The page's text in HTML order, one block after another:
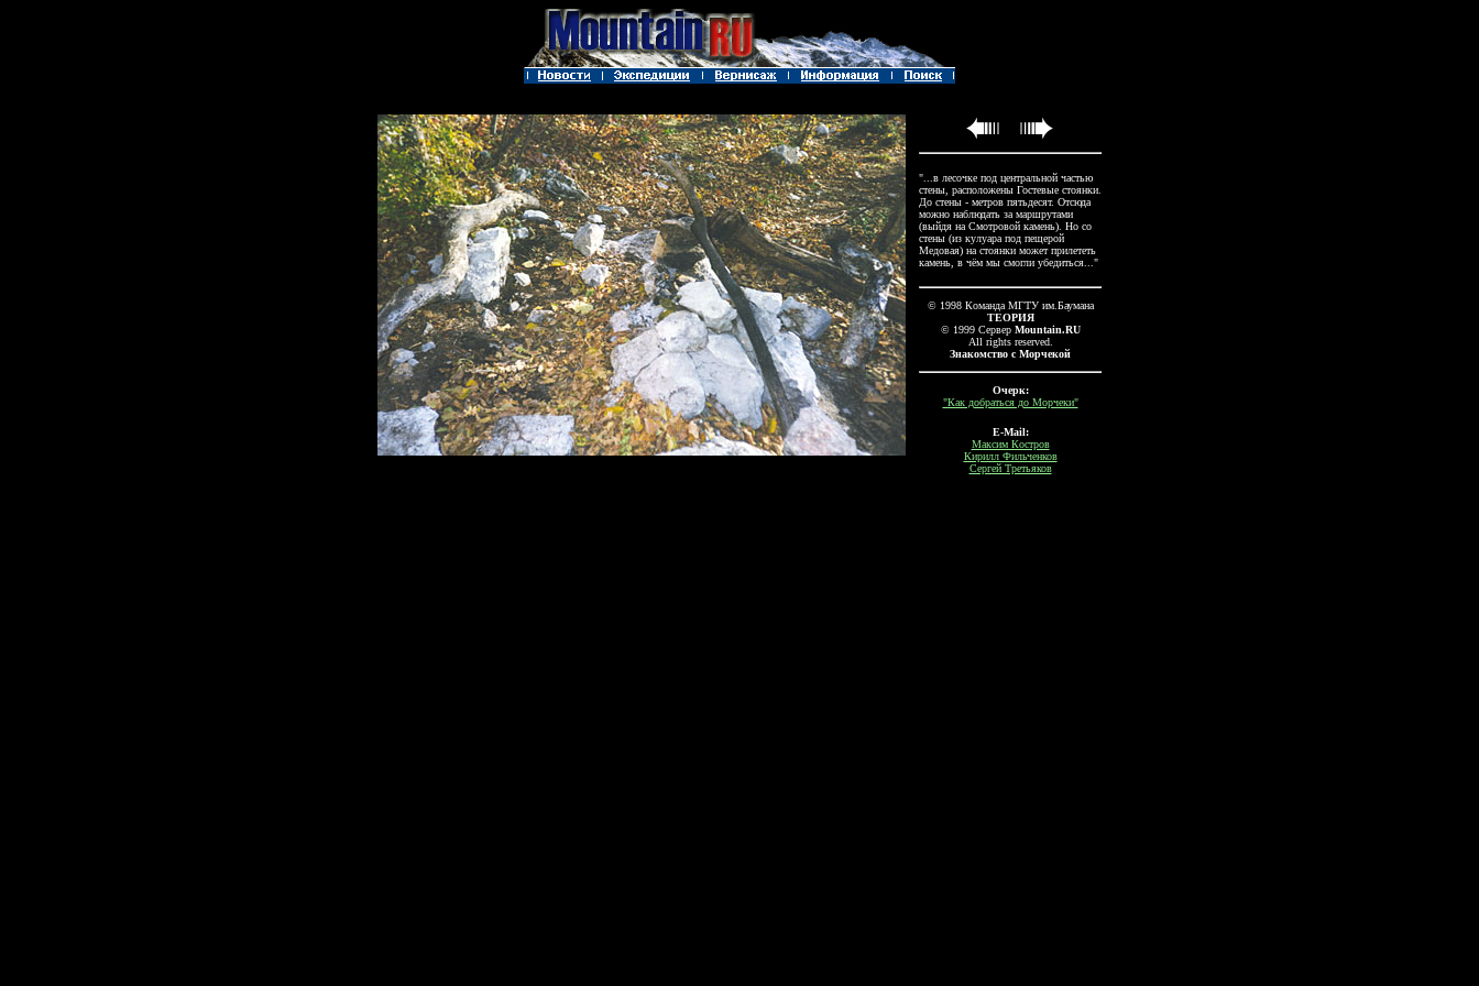
"...в лесочке под центральной частью
стены, расположены Гостевые стоянки.
До стены - метров пятьдесят. Отсюда
можно наблюдать за маршрутами
(выйдя на Смотровой камень). Но со
стены (из кулуара под пещерой
Медовая) на стоянки может прилететь
камень, в чём мы смогли убедиться..."
© 1998 Команда МГТУ им.Баумана
ТЕОРИЯ
© 1999 Сервер Mountain.RU
All rights reserved.
Знакомство с Морчекой
Очерк:
"Как добраться до Морчеки"
E-Mail:
Максим Костров
Кирилл Фильченков
Сергей Третьяков